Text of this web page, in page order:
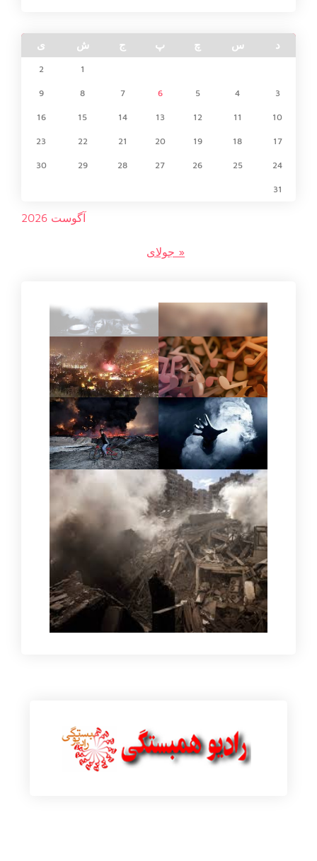
آگوست 2026
د س چ پ ج ش ی
1
2
3
4
5
6
7
8
9
10
11
12
13
14
15
16
17
18
19
20
21
22
23
24
25
26
27
28
29
30
31
« جولای